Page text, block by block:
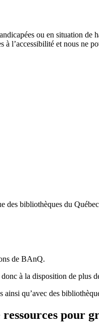
ou en situation de
l’accessibilité et nous ne
bibliothèques du
de BAnQ.
à la disposition de plus
qu’avec des
pour